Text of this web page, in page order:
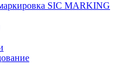
SIC MARKING